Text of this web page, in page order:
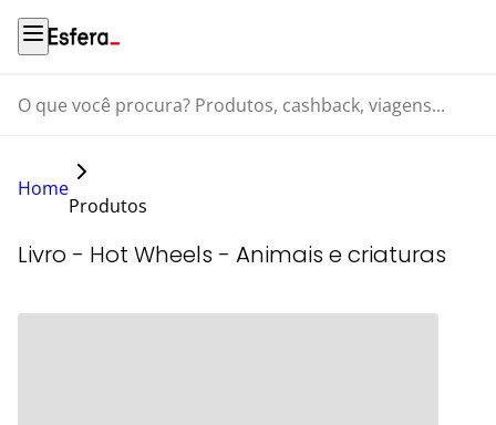
O que você procura? Produtos, cashback, viagens...
Home
Produtos
Livro - Hot Wheels - Animais e criaturas